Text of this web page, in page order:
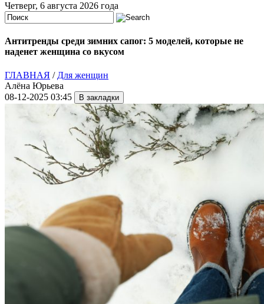
Четверг, 6 августа 2026 года
Антитренды среди зимних сапог: 5 моделей, которые не
наденет женщина со вкусом
ГЛАВНАЯ / Для женщин
Алёна Юрьева
08-12-2025 03:45